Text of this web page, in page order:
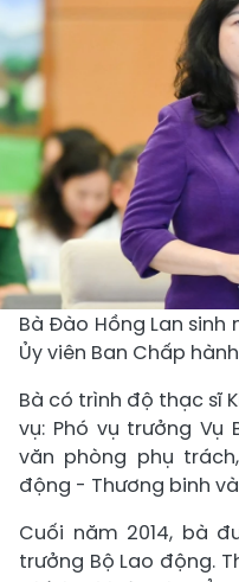
Bà Đào Hồng Lan sinh
Ủy viên Ban Chấp
Bà có trình độ thạc sĩ
vụ: Phó vụ trưởng Vụ
văn phòng phụ
động - Thương binh
Cuối năm 2014, bà
trưởng Bộ Lao động.